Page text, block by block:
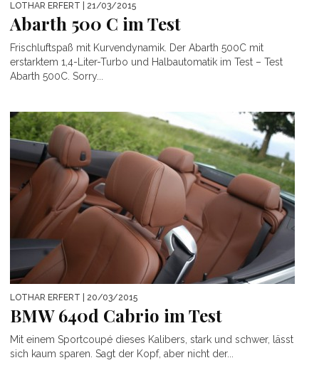
LOTHAR ERFERT | 21/03/2015
Abarth 500 C im Test
Frischluftspaß mit Kurvendynamik. Der Abarth 500C mit
erstarktem 1,4-Liter-Turbo und Halbautomatik im Test – Test
Abarth 500C. Sorry...
LOTHAR ERFERT | 20/03/2015
BMW 640d Cabrio im Test
Mit einem Sportcoupé dieses Kalibers, stark und schwer, lässt
sich kaum sparen. Sagt der Kopf, aber nicht der...